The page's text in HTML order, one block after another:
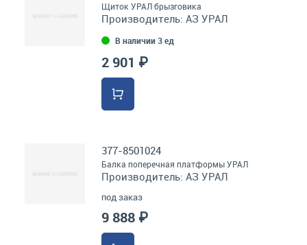
Щиток УРАЛ брызговика
Производитель: АЗ УРАЛ
В наличии 3 ед
2 901 ₽
377-8501024
Балка поперечная платформы УРАЛ
Производитель: АЗ УРАЛ
под заказ
9 888 ₽